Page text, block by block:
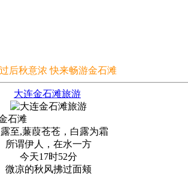
后秋意浓 快来畅游金石滩
大连金石滩旅游
石滩
至,蒹葭苍苍，白露为霜
所谓伊人，在水一方
今天17时52分
微凉的秋风拂过面颊